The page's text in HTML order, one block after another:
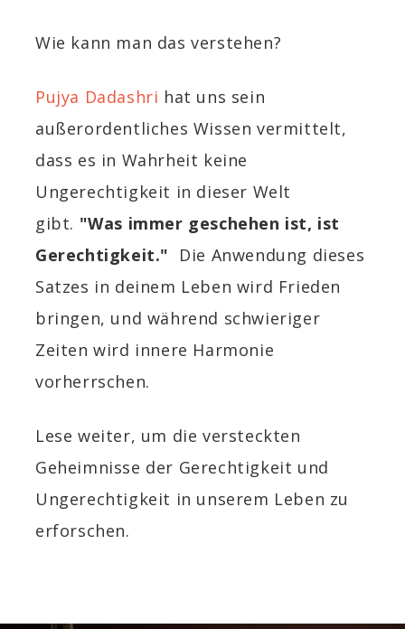
Wie kann man das verstehen?
Pujya Dadashri hat uns sein
außerordentliches Wissen vermittelt,
dass es in Wahrheit keine
Ungerechtigkeit in dieser Welt
gibt. "Was immer geschehen ist, ist
Gerechtigkeit."
Die Anwendung dieses
Satzes in deinem Leben wird Frieden
bringen, und während schwieriger
Zeiten wird innere Harmonie
vorherrschen.
Lese weiter, um die versteckten
Geheimnisse der Gerechtigkeit und
Ungerechtigkeit in unserem Leben zu
erforschen.